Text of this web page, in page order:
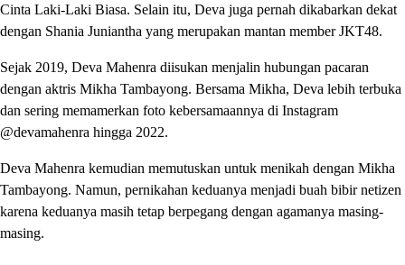
Cinta Laki-Laki Biasa. Selain itu, Deva juga pernah dikabarkan dekat
dengan Shania Juniantha yang merupakan mantan member JKT48.
Sejak 2019, Deva Mahenra diisukan menjalin hubungan pacaran
dengan aktris Mikha Tambayong. Bersama Mikha, Deva lebih terbuka
dan sering memamerkan foto kebersamaannya di Instagram
@devamahenra hingga 2022.
Deva Mahenra kemudian memutuskan untuk menikah dengan Mikha
Tambayong. Namun, pernikahan keduanya menjadi buah bibir netizen
karena keduanya masih tetap berpegang dengan agamanya masing-
masing.